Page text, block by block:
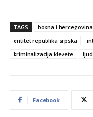
TAGS bosna i hercegovina
entitet republika srpska
kriminalizacija klevete
Facebook